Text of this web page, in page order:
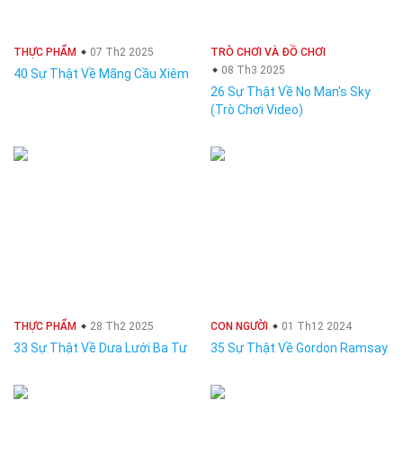
THỰC PHẨM 07 Th2 2025
40 Sự Thật Về Mãng Cầu Xiêm
TRÒ CHƠI VÀ ĐỒ CHƠI
08 Th3 2025
26 Sự Thật Về No Man's Sky
(Trò Chơi Video)
THỰC PHẨM 28 Th2 2025
33 Sự Thật Về Dưa Lưới Ba Tư
CON NGƯỜI 01 Th12 2024
35 Sự Thật Về Gordon Ramsay